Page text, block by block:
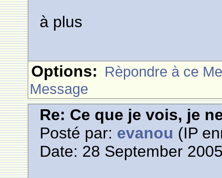
à plus
Options: Rèpondre à ce
Message
Re: Ce que je vois, je
Posté par: evanou (IP
Date: 28 September